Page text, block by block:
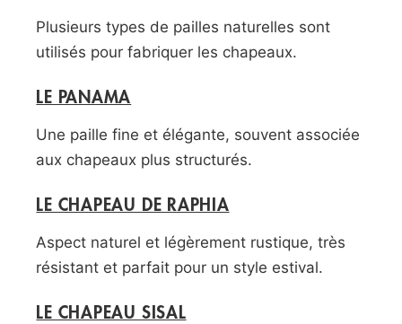
Plusieurs types de pailles naturelles sont
utilisés pour fabriquer les chapeaux.
LE PANAMA
Une paille fine et élégante, souvent associée
aux chapeaux plus structurés.
LE CHAPEAU DE RAPHIA
Aspect naturel et légèrement rustique, très
résistant et parfait pour un style estival.
LE CHAPEAU SISAL